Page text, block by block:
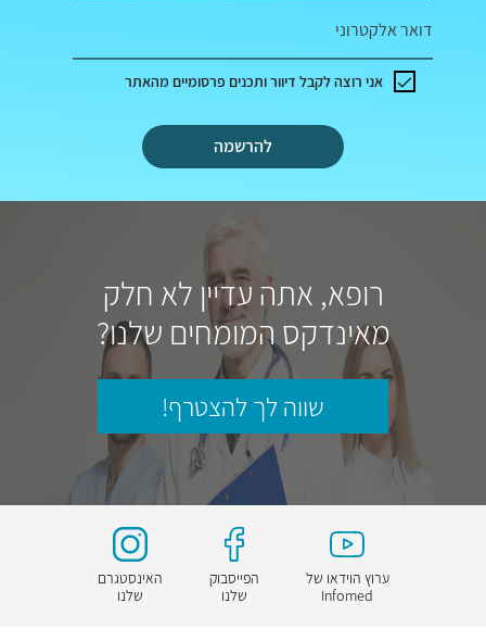
דואר אלקטרוני
להרשמה
אני רוצה לקבל דיוור ותכנים פרסומיים מהאתר
רופא, אתה עדיין לא חלק
מאינדקס המומחים שלנו?
שווה לך להצטרף!
ערוץ הוידאו של
Infomed
הפייסבוק
שלנו
האינסטגרם
שלנו